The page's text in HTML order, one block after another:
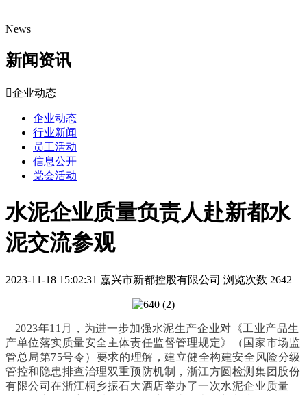
News
新闻资讯
企业动态
企业动态
行业新闻
员工活动
信息公开
党会活动
水泥企业质量负责人赴新都水
泥交流参观
2023-11-18 15:02:31 嘉兴市新都控股有限公司 浏览次数 2642
2023年11月，为进一步加强水泥生产企业对《工业产品生
产单位落实质量安全主体责任监督管理规定》（国家市场监
管总局第75号令）要求的理解，建立健全构建安全风险分级
管控和隐患排查治理双重预防机制，浙江方圆检测集团股份
有限公司在浙江桐乡振石大酒店举办了一次水泥企业质量